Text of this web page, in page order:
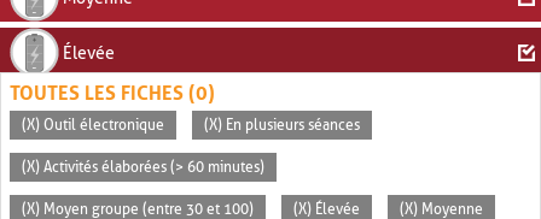
Élevée
TOUTES LES FICHES (0)
(X) Outil électronique (X) En plusieurs séances
(X) Activités élaborées (> 60 minutes)
(X) Moyen groupe (entre 30 et 100) (X) Élevée (X) Moyenne